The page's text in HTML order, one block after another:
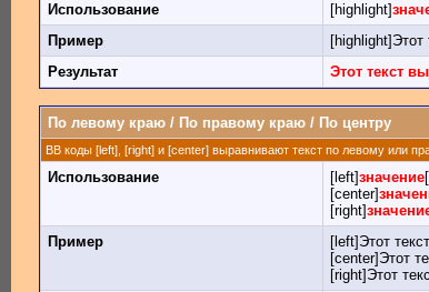
Использование [highlight]
Пример
[highlight]Этот
Результат
Этот текст
По левому краю / По правому краю / По центру
BB коды [left], [right] и [center] выравнивают текст по левому или
Использование [left]значение
[center]
[right]
Пример
[left]Этот
[center]Этот
[right]Этот